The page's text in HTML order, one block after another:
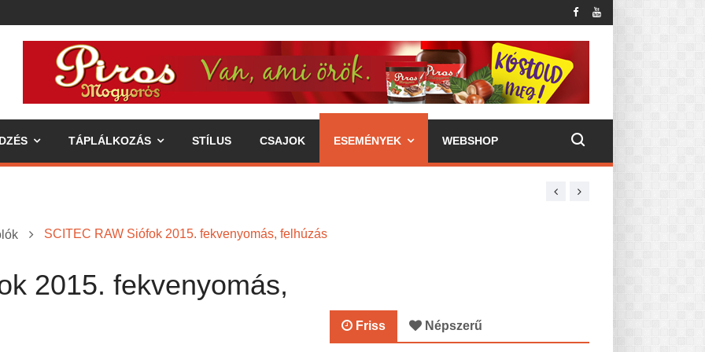
TÁPLÁLKOZÁS STÍLUS CSAJOK ESEMÉNYEK WEBSHOP
egészséges életmódhoz
a váll
SCITEC RAW Siófok 2015. fekvenyomás, felhúzás
2015. fekvenyomás,
Friss Népszerű